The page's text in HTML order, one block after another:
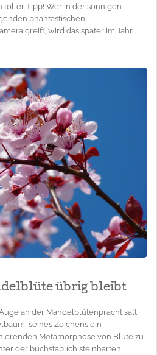
toller Tipp! Wer in der sonnigen
phantastischen
greift, wird das später im Jahr
übrig bleibt
an der Mandelblütenpracht satt
seines Zeichens ein
Metamorphose von Blüte zu
der buchstäblich steinharten